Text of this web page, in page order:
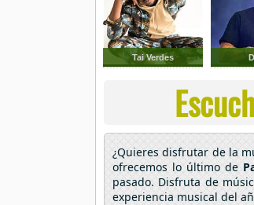
Tai Verdes
¿Quieres disfrutar de la
ofrecemos lo último de
pasado. Disfruta de
experiencia musical del